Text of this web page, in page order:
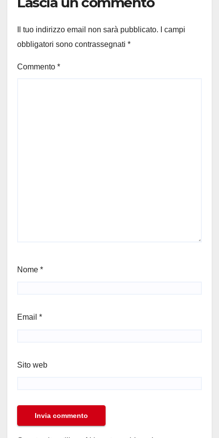
Il tuo indirizzo email non sarà pubblicato.
I campi
obbligatori sono contrassegnati *
Commento *
Nome *
Email *
Sito web